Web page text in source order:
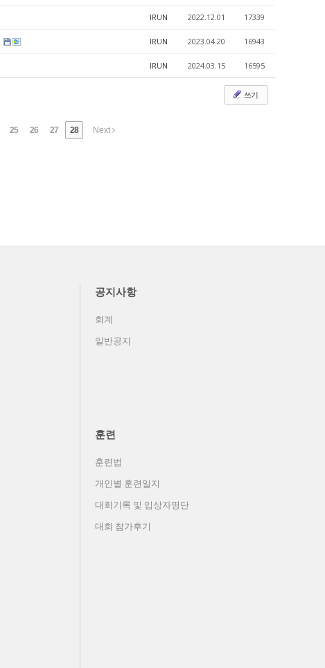
IRUN 2022.12.01 17339
IRUN 2023.04.20 16943
IRUN 2024.03.15 16595
쓰기
25 26 27 28 Next
공지사항
회계
일반공지
훈련
훈련법
개인별 훈련일지
대회기록 및 입상자명단
대회 참가후기